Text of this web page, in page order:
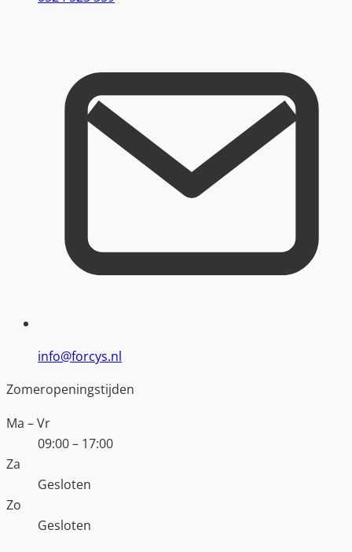
info@forcys.nl
Zomeropeningstijden
Ma – Vr
09:00 – 17:00
Za
Gesloten
Zo
Gesloten